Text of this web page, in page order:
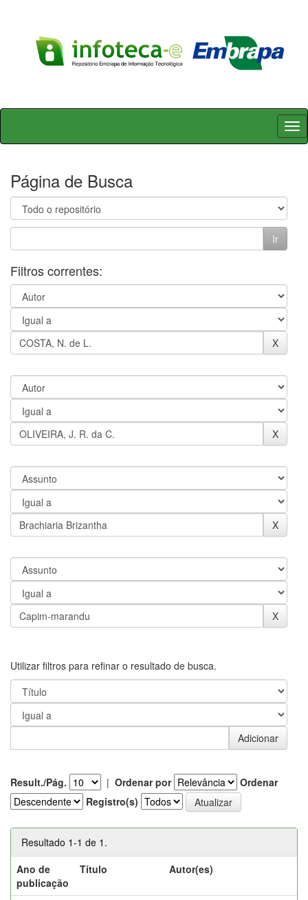
Skip
Página de Busca
Filtros correntes:
Utilizar filtros para refinar o resultado de busca.
Result./Pág. | Ordenar por
Ordenar
Registro(s)
Resultado 1-1 de 1.
Ano de
publicação
Título Autor(es)